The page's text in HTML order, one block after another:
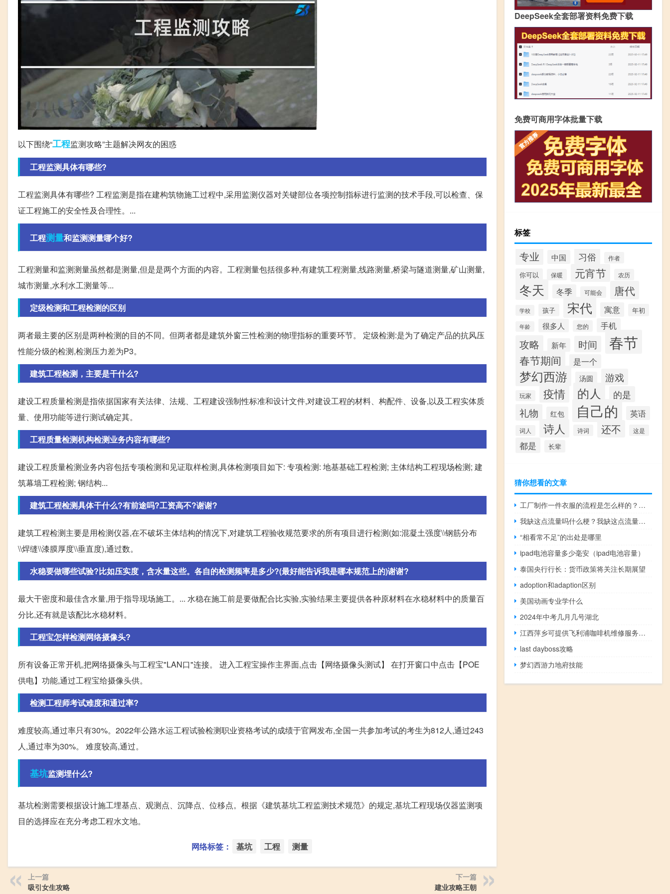
以下围绕“工程监测攻略”主题解决网友的困惑
工程监测具体有哪些?
工程监测具体有哪些? 工程监测是指在建构筑物施工过程中,采用监测仪器对关键部位各项控制指标进行监测的技术手段,可以检查、保
证工程施工的安全性及合理性。...
工程测量和监测测量哪个好?
工程测量和监测测量虽然都是测量,但是是两个方面的内容。工程测量包括很多种,有建筑工程测量,线路测量,桥梁与隧道测量,矿山测量,
城市测量,水利水工测量等...
定级检测和工程检测的区别
两者最主要的区别是两种检测的目的不同。但两者都是建筑外窗三性检测的物理指标的重要环节。 定级检测:是为了确定产品的抗风压
性能分级的检测,检测压力差为P3。
建筑工程检测，主要是干什么?
建设工程质量检测是指依据国家有关法律、法规、工程建设强制性标准和设计文件,对建设工程的材料、构配件、设备,以及工程实体质
量、使用功能等进行测试确定其。
工程质量检测机构检测业务内容有哪些?
建设工程质量检测业务内容包括专项检测和见证取样检测,具体检测项目如下: 专项检测: 地基基础工程检测; 主体结构工程现场检测; 建
筑幕墙工程检测; 钢结构...
建筑工程检测具体干什么?有前途吗?工资高不?谢谢?
建筑工程检测主要是用检测仪器,在不破坏主体结构的情况下,对建筑工程验收规范要求的所有项目进行检测(如:混凝土强度\\钢筋分布
\\焊缝\\漆膜厚度\\垂直度),通过数。
水稳要做哪些试验?比如压实度，含水量这些。各自的检测频率是多少?(最好能告诉我是哪本规范上的)谢谢?
最大干密度和最佳含水量,用于指导现场施工。... 水稳在施工前是要做配合比实验,实验结果主要提供各种原材料在水稳材料中的质量百
分比,还有就是该配比水稳材料。
工程宝怎样检测网络摄像头?
所有设备正常开机,把网络摄像头与工程宝"LAN口"连接。 进入工程宝操作主界面,点击【网络摄像头测试】 在打开窗口中点击【POE
供电】功能,通过工程宝给摄像头供。
检测工程师考试难度和通过率?
难度较高,通过率只有30%。2022年公路水运工程试验检测职业资格考试的成绩于官网发布,全国一共参加考试的考生为812人,通过243
人,通过率为30%。 难度较高,通过。
基坑监测埋什么?
基坑检测需要根据设计施工埋基点、观测点、沉降点、位移点。根据《建筑基坑工程监测技术规范》的规定,基坑工程现场仪器监测项
目的选择应在充分考虑工程水文地。
网络标签： 基坑 工程 测量
上一篇
吸引女生攻略
下一篇
建业攻略王朝
DeepSeek全套部署资料免费下载
免费可商用字体批量下载
标签
专业 中国 习俗 作者
你可以 保暖 元宵节 农历
冬天 冬季 可能会 唐代
学校 孩子 宋代 寓意 年初
年龄 很多人 您的 手机
攻略 新年 时间 春节
春节期间 是一个
梦幻西游 汤圆 游戏
玩家 疫情 的人 的是
礼物 红包 自己的 英语
词人 诗人 诗词 还不 这是
都是 长辈
猜你想看的文章
工厂制作一件衣服的流程是怎么样的？如何设计爆款衣服？
我缺这点流量吗什么梗？我缺这点流量吗是什么意思什么梗
“相看常不足”的出处是哪里
ipad电池容量多少毫安（ipad电池容量）
泰国央行行长：货币政策将关注长期展望
adoption和adaption区别
美国动画专业学什么
2024年中考几月几号湖北
江西萍乡可提供飞利浦咖啡机维修服务地址在哪
last dayboss攻略
梦幻西游力地府技能